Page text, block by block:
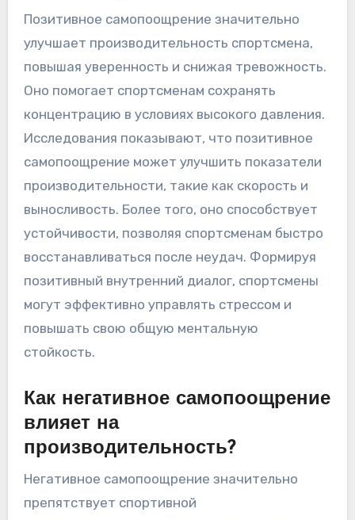
Позитивное самопоощрение значительно
улучшает производительность спортсмена,
повышая уверенность и снижая тревожность.
Оно помогает спортсменам сохранять
концентрацию в условиях высокого давления.
Исследования показывают, что позитивное
самопоощрение может улучшить показатели
производительности, такие как скорость и
выносливость. Более того, оно способствует
устойчивости, позволяя спортсменам быстро
восстанавливаться после неудач. Формируя
позитивный внутренний диалог, спортсмены
могут эффективно управлять стрессом и
повышать свою общую ментальную
стойкость.
Как негативное самопоощрение
влияет на
производительность?
Негативное самопоощрение значительно
препятствует спортивной